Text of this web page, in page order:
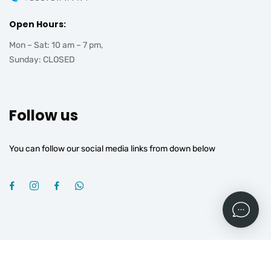
Open Hours:
Mon – Sat: 10 am – 7 pm,
Sunday: CLOSED
Follow us
You can follow our social media links from down below